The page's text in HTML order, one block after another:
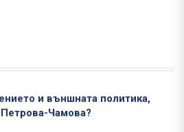
и външната политика,
Чамова?